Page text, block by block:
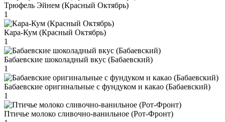
Трюфель Эйнем (Красный Октябрь)
1
Кара-Кум (Красный Октябрь)
1
Бабаевские шоколадный вкус (Бабаевский)
1
Бабаевские оригинальные с фундуком и какао (Бабаевский)
1
Птичье молоко сливочно-ванильное (Рот-Фронт)